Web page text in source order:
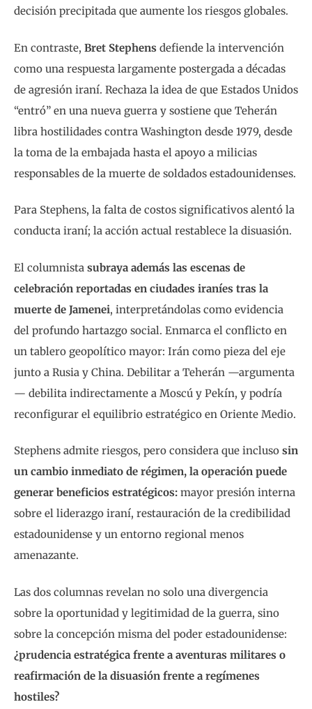
decisión precipitada que aumente los riesgos globales.
En contraste, Bret Stephens defiende la intervención
como una respuesta largamente postergada a décadas
de agresión iraní. Rechaza la idea de que Estados Unidos
“entró” en una nueva guerra y sostiene que Teherán
libra hostilidades contra Washington desde 1979, desde
la toma de la embajada hasta el apoyo a milicias
responsables de la muerte de soldados estadounidenses.
Para Stephens, la falta de costos significativos alentó la
conducta iraní; la acción actual restablece la disuasión.
El columnista subraya además las escenas de
celebración reportadas en ciudades iraníes tras la
muerte de Jamenei, interpretándolas como evidencia
del profundo hartazgo social. Enmarca el conflicto en
un tablero geopolítico mayor: Irán como pieza del eje
junto a Rusia y China. Debilitar a Teherán —argumenta
— debilita indirectamente a Moscú y Pekín, y podría
reconfigurar el equilibrio estratégico en Oriente Medio.
Stephens admite riesgos, pero considera que incluso sin
un cambio inmediato de régimen, la operación puede
generar beneficios estratégicos: mayor presión interna
sobre el liderazgo iraní, restauración de la credibilidad
estadounidense y un entorno regional menos
amenazante.
Las dos columnas revelan no solo una divergencia
sobre la oportunidad y legitimidad de la guerra, sino
sobre la concepción misma del poder estadounidense:
¿prudencia estratégica frente a aventuras militares o
reafirmación de la disuasión frente a regímenes
hostiles?